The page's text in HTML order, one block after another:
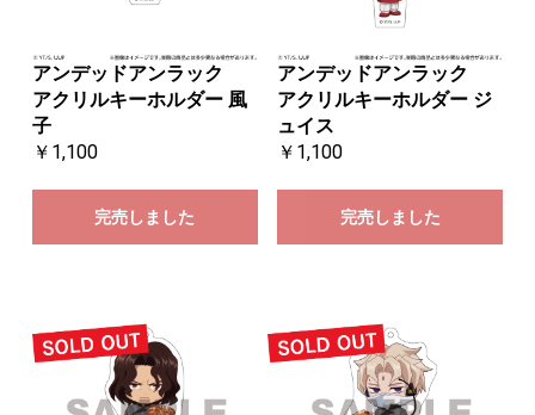
アンデッドアンラック
アクリルキーホルダー 風
子
￥1,100
完売しました
アンデッドアンラック
アクリルキーホルダー ジ
ュイス
￥1,100
完売しました